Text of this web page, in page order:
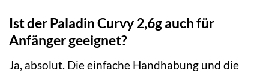
Ist der Paladin Curvy 2,6g auch für
Anfänger geeignet?
Ja, absolut. Die einfache Handhabung und die